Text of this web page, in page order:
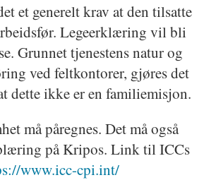
et generelt krav at den tilsatte
Legeerklæring vil bli
Grunnet tjenestens natur og
ved feltkontorer, gjøres det
dette ikke er en familiemisjon.
må påregnes. Det må også
på Kripos. Link til ICCs
www.icc-cpi.int/